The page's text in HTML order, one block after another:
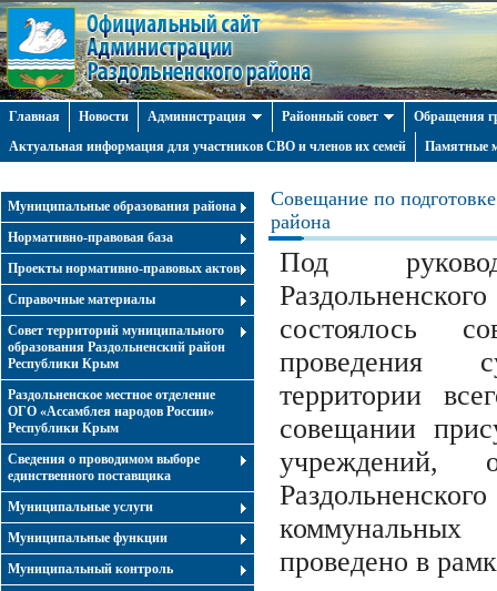
Главная Новости Администрация Районный совет
Обращения
Актуальная информация для участников СВО и членов их семей
Памятные
Муниципальные образования района
Нормативно-правовая база
Проекты нормативно-правовых актов
Справочные материалы
Совет территорий муниципального
образования Раздольненский район
Республики Крым
Раздольненское местное отделение
ОГО «Ассамблея народов России»
Республики Крым
Cведения о проводимом выборе
единственного поставщика
Муниципальные услуги
Муниципальные функции
Муниципальный контроль
Совещание по
района
Под
состоялось
проведения
территории
совещании
учреждений,
проведено в